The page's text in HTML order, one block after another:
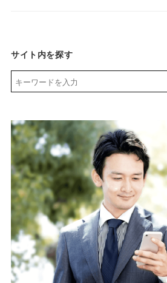
サイト内を探す